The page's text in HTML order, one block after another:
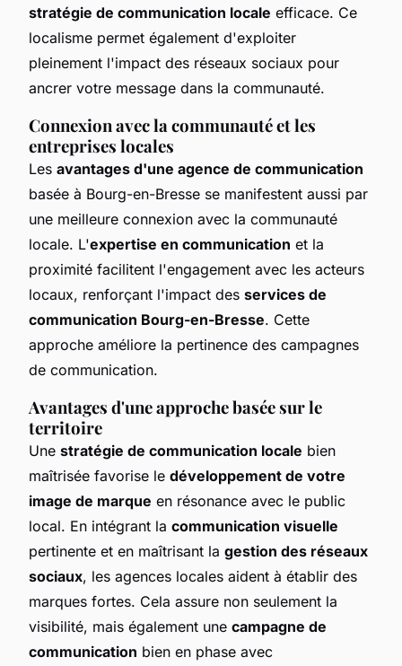
stratégie de communication locale efficace. Ce
localisme permet également d'exploiter
pleinement l'impact des réseaux sociaux pour
ancrer votre message dans la communauté.
Connexion avec la communauté et les
entreprises locales
Les avantages d'une agence de communication
basée à Bourg-en-Bresse se manifestent aussi par
une meilleure connexion avec la communauté
locale. L'expertise en communication et la
proximité facilitent l'engagement avec les acteurs
locaux, renforçant l'impact des services de
communication Bourg-en-Bresse. Cette
approche améliore la pertinence des campagnes
de communication.
Avantages d'une approche basée sur le
territoire
Une stratégie de communication locale bien
maîtrisée favorise le développement de votre
image de marque en résonance avec le public
local. En intégrant la communication visuelle
pertinente et en maîtrisant la gestion des réseaux
sociaux, les agences locales aident à établir des
marques fortes. Cela assure non seulement la
visibilité, mais également une campagne de
communication bien en phase avec